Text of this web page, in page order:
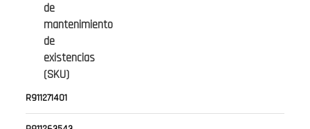
de
mantenimiento
de
existencias
(SKU)
R911271401